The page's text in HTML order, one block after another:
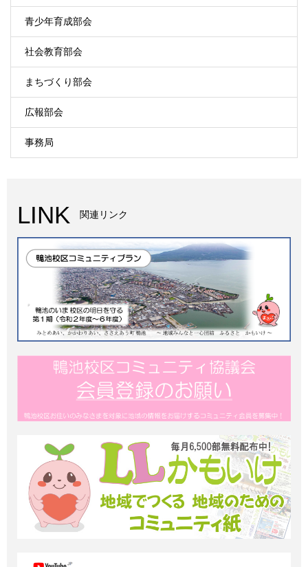
青少年育成部会
社会教育部会
まちづくり部会
広報部会
事務局
LINK 関連リンク